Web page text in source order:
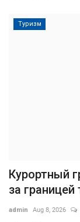
Туризм
Курортный
за границей
admin Aug 8, 2026